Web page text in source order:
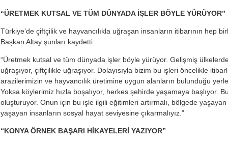
“ÜRETMEK KUTSAL VE TÜM DÜNYADA İŞLER BÖYLE YÜRÜYOR”
Türkiye’de çiftçilik ve hayvancılıkla uğraşan insanların itibarının hep
Başkan Altay şunları kaydetti:
“Üretmek kutsal ve tüm dünyada işler böyle yürüyor. Gelişmiş
uğraşıyor, çiftçilikle uğraşıyor. Dolayısıyla bizim bu işleri öncelikle
arazilerimizin ve hayvancılık üretimine uygun alanların bulunduğu
Yoksa köylerimiz hızla boşalıyor, herkes şehirde yaşamaya başlıyor.
oluşturuyor. Onun için bu işle ilgili eğitimleri artırmalı, bölgede
yaşayan insanların sosyal hayat seviyesine çıkarmalıyız.”
“KONYA ÖRNEK BAŞARI HİKAYELERİ YAZIYOR”